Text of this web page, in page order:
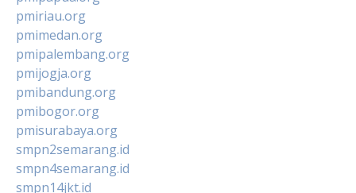
pmiriau.org
pmimedan.org
pmipalembang.org
pmijogja.org
pmibandung.org
pmibogor.org
pmisurabaya.org
smpn2semarang.id
smpn4semarang.id
smpn14jkt.id